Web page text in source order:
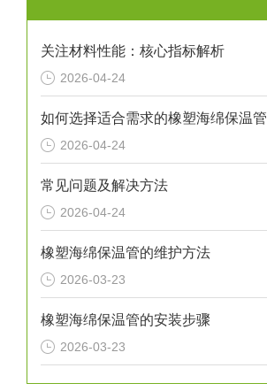
关注材料性能：核心指标解析
2026-04-24
如何选择适合需求的橡塑海绵保温管
2026-04-24
常见问题及解决方法
2026-04-24
橡塑海绵保温管的维护方法
2026-03-23
橡塑海绵保温管的安装步骤
2026-03-23